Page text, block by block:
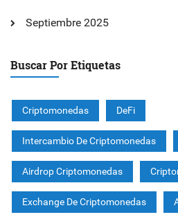
Septiembre 2025
Buscar Por Etiquetas
Criptomonedas DeFi
Intercambio De Criptomonedas
Airdrop Criptomonedas
Exchange De Criptomonedas